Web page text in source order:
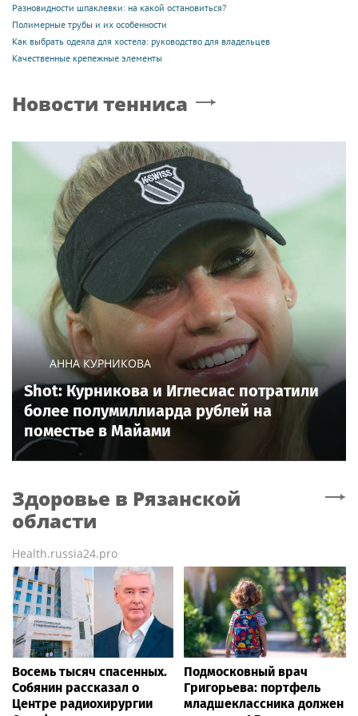
Разновидности шпаклевки: на какой остановиться?
Полимерные трубы и их особенности
Как выбрать одеяла для хостела: руководство для владельцев
Качественные крепежные элементы
Новости тенниса
АННА КУРНИКОВА
Shot: Курникова и Иглесиас потратили
более полумиллиарда рублей на
поместье в Майами
Здоровье в Рязанской
области
Health.russia24.pro
Восемь тысяч спасенных.
Собянин рассказал о
Центре радиохирургии
Подмосковный врач
Григорьева: портфель
младшеклассника должен